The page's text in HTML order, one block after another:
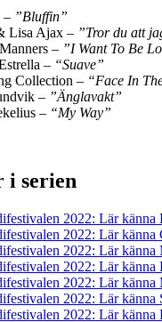
– ”Bluffin”
Lisa Ajax – ”Tror du att
– ”I Want To Be
– “Suave”
Collection – “Face In
– ”Änglavakt”
– “My Way”
i serien
2022: Lär känna
2022: Lär känna
2022: Lär känna
2022: Lär känna
2022: Lär känna
2022: Lär känna
2022: Lär känna